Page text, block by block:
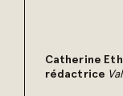
Catherine
rédactrice